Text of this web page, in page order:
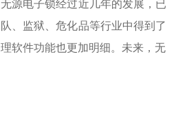
无源电子锁经过近几年的发展，已
队、监狱、危化品等行业中得到了
理软件功能也更加明细。未来，无